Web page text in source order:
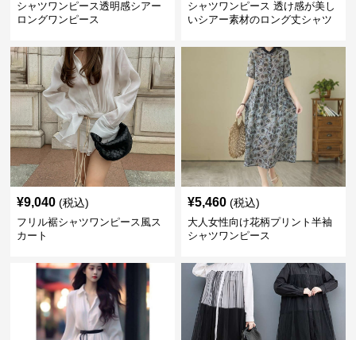
シャツワンピース透明感シアー
ロングワンピース
シャツワンピース 透け感が美し
いシアー素材のロング丈シャツ
¥9,040 (税込)
フリル裾シャツワンピース風ス
カート
¥5,460 (税込)
大人女性向け花柄プリント半袖
シャツワンピース